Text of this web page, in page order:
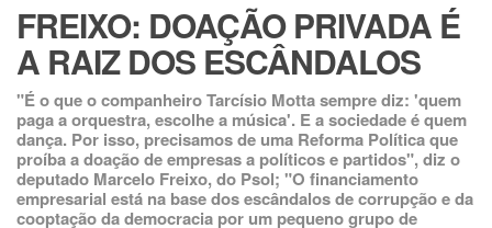
FREIXO: DOAÇÃO PRIVADA É
A RAIZ DOS ESCÂNDALOS
"É o que o companheiro Tarcísio Motta sempre diz: 'quem
paga a orquestra, escolhe a música'. E a sociedade é quem
dança. Por isso, precisamos de uma Reforma Política que
proíba a doação de empresas a políticos e partidos", diz o
deputado Marcelo Freixo, do Psol; "O financiamento
empresarial está na base dos escândalos de corrupção e da
cooptação da democracia por um pequeno grupo de